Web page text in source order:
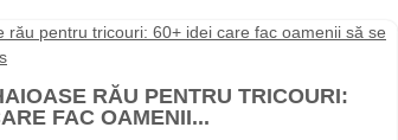
RĂU PENTRU TRICOURI:
FAC OAMENII...